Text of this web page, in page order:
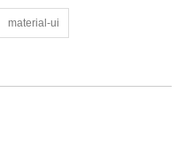
material-ui